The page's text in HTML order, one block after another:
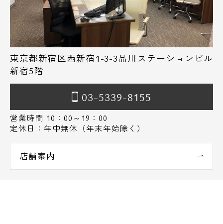
東京都新宿区西新宿1-3-3品川ステーションビル
新宿5階
03-5339-8155
営業時間 10：00～19：00
定休日：年中無休（年末年始除く）
店舗案内